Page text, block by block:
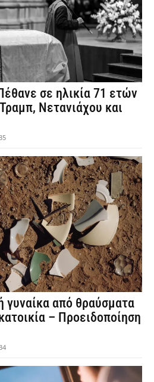
σε ηλικία 71 ετών
Νετανιάχου και
γυναίκα από θραύσματα
– Προειδοποίηση